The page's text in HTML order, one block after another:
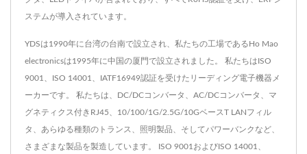
ステムが導入されています。
YDSは1990年に台湾の台南で設立され、私たちの工場であるHo Mao
electronicsは1995年に中国の厦門で設立されました。 私たちはISO
9001、ISO 14001、IATF16949認証を受けたリーディング電子機器メ
ーカーです。 私たちは、DC/DCコンバータ、AC/DCコンバータ、マ
グネティクス付きRJ45、10/100/1G/2.5G/10GベースT LANフィル
タ、あらゆる種類のトランス、照明製品、そしてパワーバンクなど、
さまざまな製品を製造しています。 ISO 9001およびISO 14001、